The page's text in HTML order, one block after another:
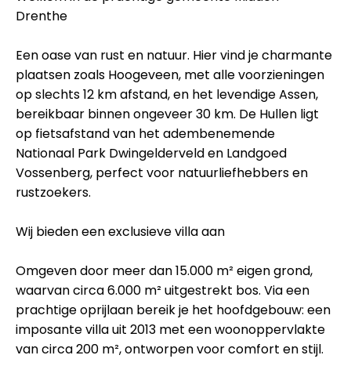
Drenthe
Een oase van rust en natuur. Hier vind je charmante
plaatsen zoals Hoogeveen, met alle voorzieningen
op slechts 12 km afstand, en het levendige Assen,
bereikbaar binnen ongeveer 30 km. De Hullen ligt
op fietsafstand van het adembenemende
Nationaal Park Dwingelderveld en Landgoed
Vossenberg, perfect voor natuurliefhebbers en
rustzoekers.
Wij bieden een exclusieve villa aan
Omgeven door meer dan 15.000 m² eigen grond,
waarvan circa 6.000 m² uitgestrekt bos. Via een
prachtige oprijlaan bereik je het hoofdgebouw: een
imposante villa uit 2013 met een woonoppervlakte
van circa 200 m², ontworpen voor comfort en stijl.